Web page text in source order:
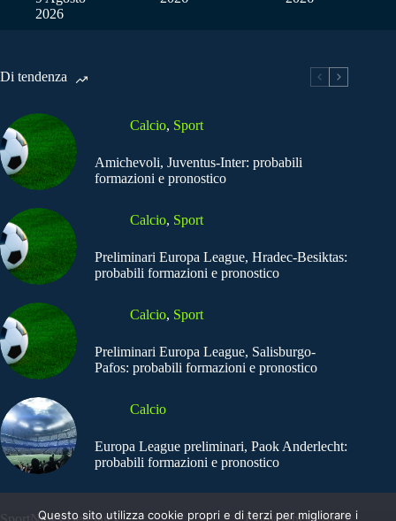
2026
Di tendenza
Calcio, Sport
Amichevoli, Juventus-Inter: probabili
formazioni e pronostico
Calcio, Sport
Preliminari Europa League, Hradec-Besiktas:
probabili formazioni e pronostico
Calcio, Sport
Preliminari Europa League, Salisburgo-
Pafos: probabili formazioni e pronostico
Calcio
Europa League preliminari, Paok Anderlecht:
probabili formazioni e pronostico
Questo sito utilizza cookie propri e di terzi per migliorare i